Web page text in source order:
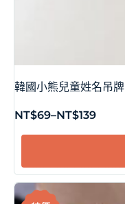
韓國小熊兒童姓名吊牌
NT$69–NT$139